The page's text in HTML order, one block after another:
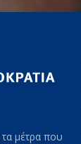
μέτρα που